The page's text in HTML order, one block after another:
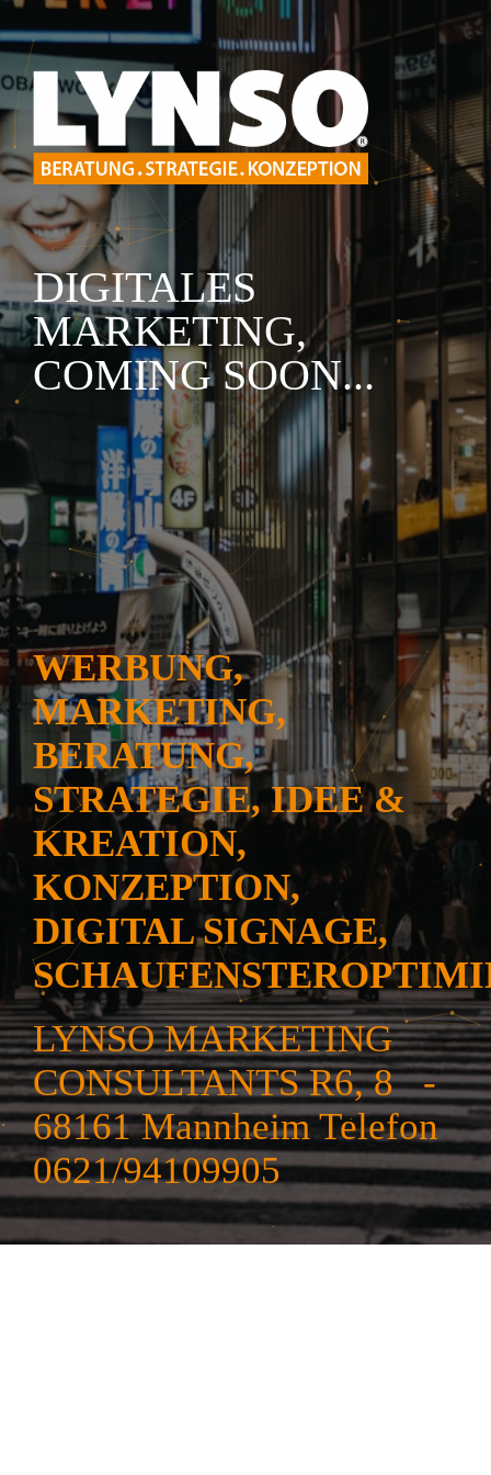
DIGITALES
MARKETING,
COMING SOON...
WERBUNG,
MARKETING,
BERATUNG,
STRATEGIE, IDEE &
KREATION,
KONZEPTION,
DIGITAL SIGNAGE,
LYNSO MARKETING
CONSULTANTS R6, 8 -
68161 Mannheim Telefon
0621/94109905